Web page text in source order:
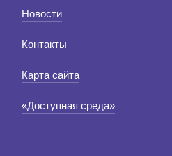
Новости
Контакты
Карта сайта
«Доступная среда»